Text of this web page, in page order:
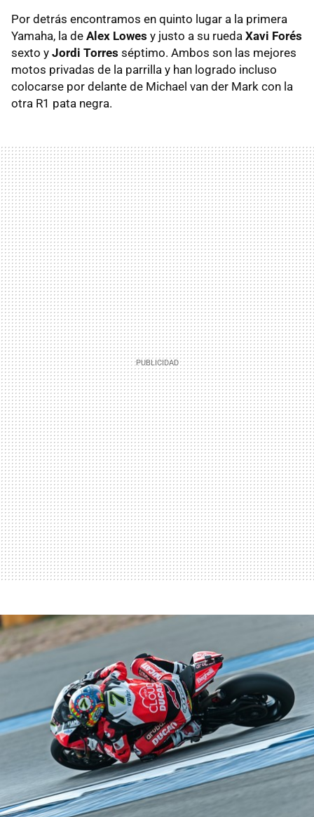
Por detrás encontramos en quinto lugar a la primera
Yamaha, la de Alex Lowes y justo a su rueda Xavi Forés
sexto y Jordi Torres séptimo. Ambos son las mejores
motos privadas de la parrilla y han logrado incluso
colocarse por delante de Michael van der Mark con la
otra R1 pata negra.